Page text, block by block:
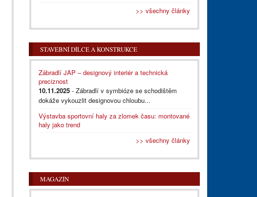
>> všechny články
STAVEBNÍ DÍLCE A KONSTRUKCE
Zábradlí JAP – designový interiér a technická
preciznost
10.11.2025 - Zábradlí v symbióze se schodištěm
dokáže vykouzlit designovou chloubu...
Výstavba sportovní haly za zlomek času: montované
haly jako trend
>> všechny články
MAGAZÍN